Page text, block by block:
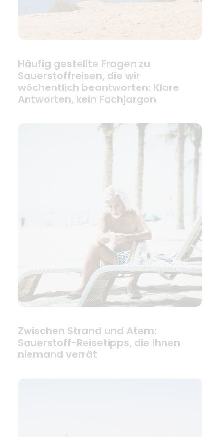
Häufig gestellte Fragen zu
Sauerstoffreisen, die wir
wöchentlich beantworten: Klare
Antworten, kein Fachjargon
Zwischen Strand und Atem:
Sauerstoff-Reisetipps, die Ihnen
niemand verrät